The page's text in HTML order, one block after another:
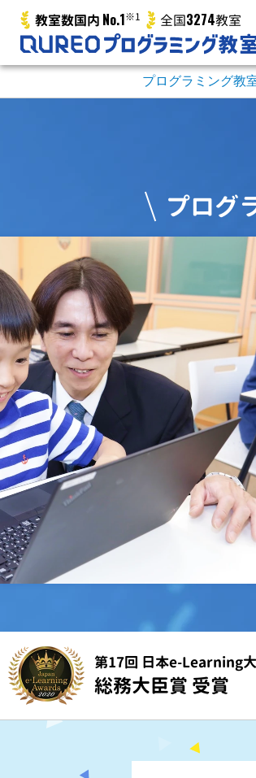
教室数国内 No.1※1 全国3274教室
プログラミング教
プログ
第17回 日本e-Learning
総務大臣賞 受賞